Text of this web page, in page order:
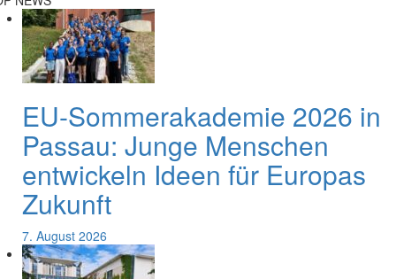
EU-Sommerakademie 2026 in
Passau: Junge Menschen
entwickeln Ideen für Europas
Zukunft
7. August 2026